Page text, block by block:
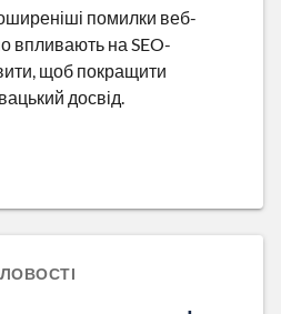
помилки веб-
впливають на SEO-
щоб покращити
досвід.